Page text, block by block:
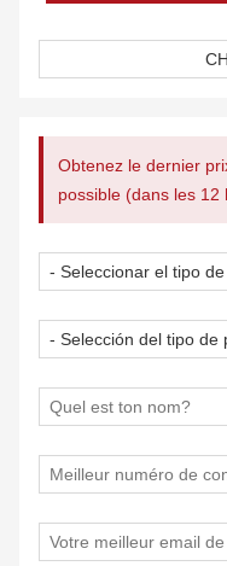
d'affaires ; Imprimez
(Remarque : MT800
alimente une page à
imprimante
[Impression décente] -
avec un texte noir fort
fichiers PDF ou Word
transfert thermique
Aucune fuite de toner ;
HPRT car plus la
qualité d'impression
[Haute compatibilité] -
mobiles IOS et
est également
ordinateurs Linux, les
également avec l'iPad.
Obtenez le dernier
possible (dans les 12